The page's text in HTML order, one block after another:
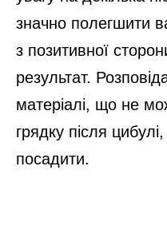
значно полегшити
з позитивної
результат.
матеріалі, що не
грядку після
посадити.